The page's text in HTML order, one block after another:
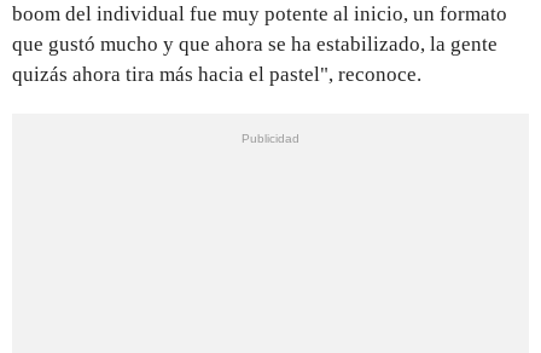
boom del individual fue muy potente al inicio, un formato
que gustó mucho y que ahora se ha estabilizado, la gente
quizás ahora tira más hacia el pastel", reconoce.